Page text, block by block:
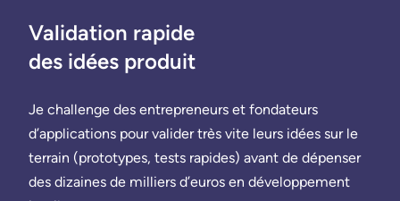
Validation rapide
des idées produit
Je challenge des entrepreneurs et fondateurs
d’applications pour valider très vite leurs idées sur le
terrain (prototypes, tests rapides) avant de dépenser
des dizaines de milliers d’euros en développement